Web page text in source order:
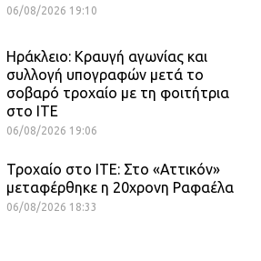
06/08/2026 19:10
Ηράκλειο: Κραυγή αγωνίας και
συλλογή υπογραφών μετά το
σοβαρό τροχαίο με τη φοιτήτρια
στο ΙΤΕ
06/08/2026 19:06
Τροχαίο στο ΙΤΕ: Στο «Αττικόν»
μεταφέρθηκε η 20χρονη Ραφαέλα
06/08/2026 18:33